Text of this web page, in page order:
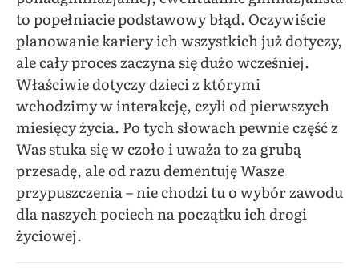
to popełniacie podstawowy błąd. Oczywiście
planowanie kariery ich wszystkich już dotyczy,
ale cały proces zaczyna się dużo wcześniej.
Właściwie dotyczy dzieci z którymi
wchodzimy w interakcję, czyli od pierwszych
miesięcy życia. Po tych słowach pewnie część z
Was stuka się w czoło i uważa to za grubą
przesadę, ale od razu dementuję Wasze
przypuszczenia – nie chodzi tu o wybór zawodu
dla naszych pociech na początku ich drogi
życiowej.